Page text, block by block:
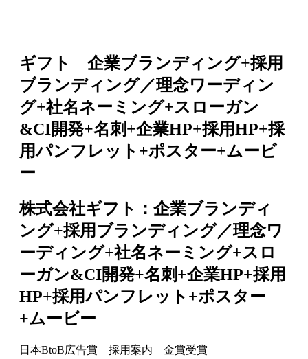
ギフト 企業ブランディング+採用
ブランディング／理念ワーディン
グ+社名ネーミング+スローガン
&CI開発+名刺+企業HP+採用HP+採
用パンフレット+ポスター+ムービ
ー
株式会社ギフト：企業ブランディ
ング+採用ブランディング／理念ワ
ーディング+社名ネーミング+スロ
ーガン&CI開発+名刺+企業HP+採用
HP+採用パンフレット+ポスター
+ムービー
日本BtoB広告賞 採用案内 金賞受賞